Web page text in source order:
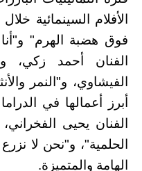
الأفلام السينمائية
فوق هضبة الهرم"
الفنان أحمد زكي،
الفيشاوي، و"النمر
أبرز أعمالها في
الفنان يحيى
الحلمية"، و"نحن لا
الهامة والمتميزة.